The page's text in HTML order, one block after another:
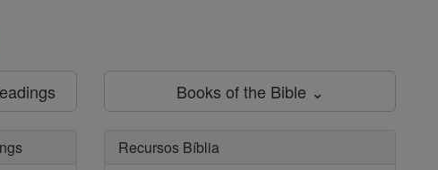
Books of the Bible ⌄
Recursos Bíblia